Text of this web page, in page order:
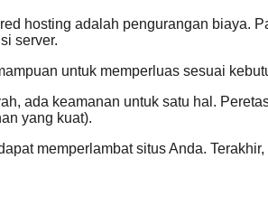
hosting adalah pengurangan biaya.
server.
untuk memperluas sesuai
ada keamanan untuk satu hal.
yang kuat).
memperlambat situs Anda.